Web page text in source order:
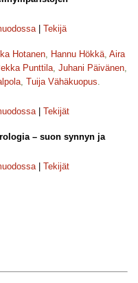
| Tekijä
Hotanen, Hannu Hökkä, Aira
Punttila, Juhani Päivänen,
, Tuija Vähäkuopus.
| Tekijät
– suon synnyn ja
| Tekijät